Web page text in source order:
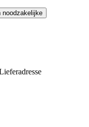
noodzakelijke